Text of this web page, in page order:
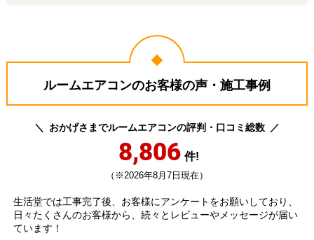
ルームエアコンのお客様の声・施工事例
おかげさまでルームエアコンの評判・口コミ総数
8,806 件!
（※2026年8月7日現在）
生活堂では工事完了後、お客様にアンケートをお願いしており、
日々たくさんのお客様から、続々とレビューやメッセージが届い
ています！